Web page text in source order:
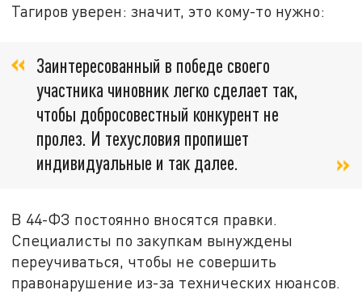
Тагиров уверен: значит, это кому-то нужно:
Заинтересованный в победе своего
участника чиновник легко сделает так,
чтобы добросовестный конкурент не
пролез. И техусловия пропишет
индивидуальные и так далее.
В 44-ФЗ постоянно вносятся правки.
Специалисты по закупкам вынуждены
переучиваться, чтобы не совершить
правонарушение из-за технических нюансов.